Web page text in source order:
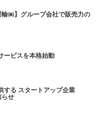
㈱】グループ会社で販売力の
ービスを本格始動
する スタートアップ企業
らせ